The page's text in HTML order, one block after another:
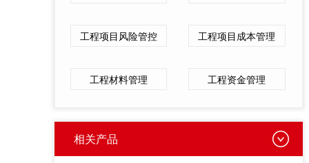
工程项目风险管控 工程项目成本管理
工程材料管理 工程资金管理
相关产品